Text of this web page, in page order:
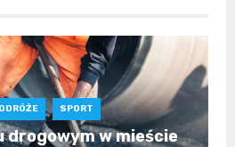
SPORT
drogowym w mieście